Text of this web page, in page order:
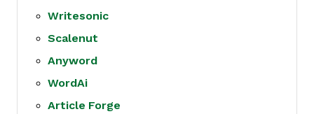
Writesonic
Scalenut
Anyword
WordAi
Article Forge